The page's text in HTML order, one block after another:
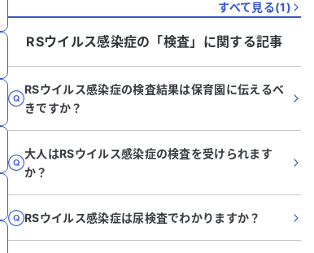
すべて見る(1)
RSウイルス感染症の「検査」に関する記事
RSウイルス感染症の検査結果は保育園に伝えるべ
きですか？
大人はRSウイルス感染症の検査を受けられます
か？
RSウイルス感染症は尿検査でわかりますか？